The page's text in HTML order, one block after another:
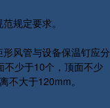
规定要求。
风管与设备保温钉应分
不少于10个，顶面不少
不大于120mm。